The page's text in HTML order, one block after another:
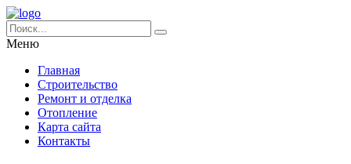
Меню
Главная
Строительство
Ремонт и отделка
Отопление
Карта сайта
Контакты